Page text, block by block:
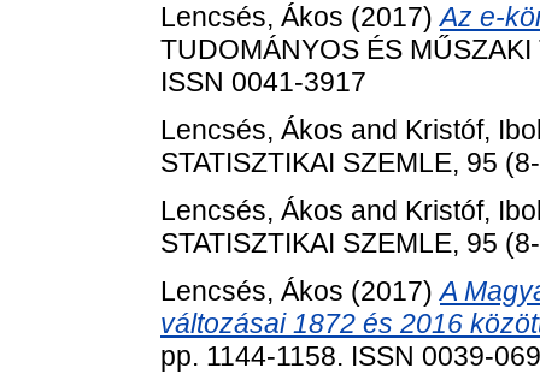
Lencsés, Ákos (2017)Az e-
TUDOMÁNYOS ÉS
ISSN 0041-3917
Lencsés, Ákos and Kristóf,
STATISZTIKAI SZEMLE, 95
Lencsés, Ákos and Kristóf,
STATISZTIKAI SZEMLE, 95
Lencsés, Ákos (2017)A
változásai 1872 és 2016
pp. 1144-1158. ISSN 0039-